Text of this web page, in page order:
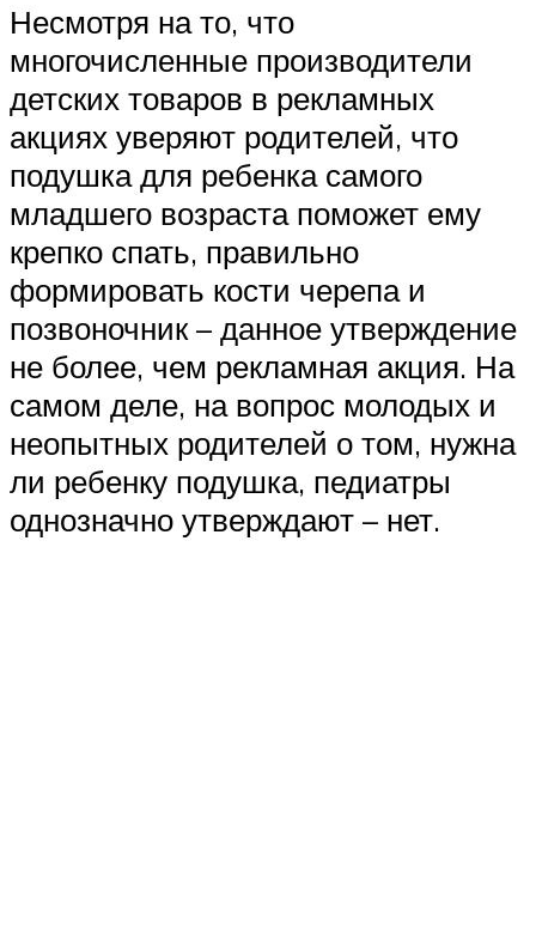
Несмотря на то, что
многочисленные производители
детских товаров в рекламных
акциях уверяют родителей, что
подушка для ребенка самого
младшего возраста поможет ему
крепко спать, правильно
формировать кости черепа и
позвоночник – данное утверждение
не более, чем рекламная акция. На
самом деле, на вопрос молодых и
неопытных родителей о том, нужна
ли ребенку подушка, педиатры
однозначно утверждают – нет.